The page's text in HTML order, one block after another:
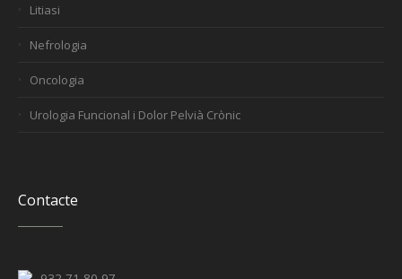
Litiasi
Nefrologia
Oncologia
Urologia Funcional i Dolor Pelvià Crònic
Contacte